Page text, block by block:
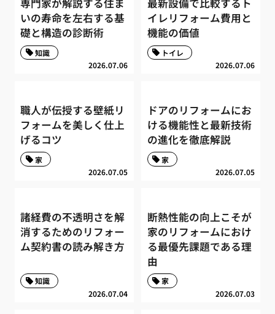
専門家が解説する住ま
いの寿命を左右する基
礎と構造の診断術
2026.07.06
知識
最新設備で比較するト
イレリフォーム費用と
機能の価値
2026.07.06
トイレ
職人が伝授する壁紙リ
フォームを美しく仕上
げるコツ
2026.07.05
家
ドアのリフォームにお
ける機能性と最新技術
の進化を徹底解説
2026.07.05
家
諸経費の不透明さを解
消するためのリフォー
ム契約書の読み解き方
2026.07.04
知識
断熱性能の向上こそが
家のリフォームにおけ
る最優先課題である理
由
2026.07.03
家